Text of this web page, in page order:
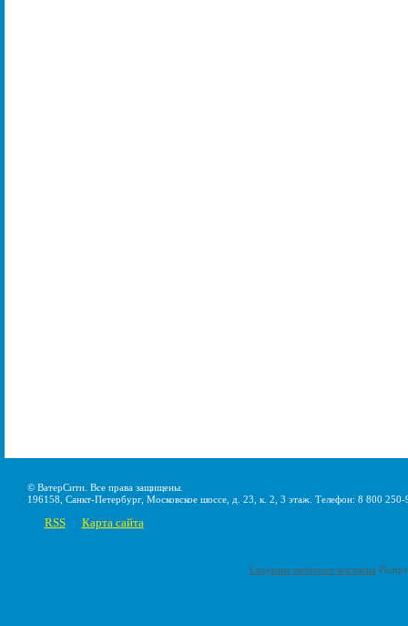
© ВатерСити. Все права защищены.
196158, Санкт-Петербург, Московское шоссе, д. 23, к. 2, 3 этаж. Телефон: 8 800
RSS Карта сайта
Создание интернет-магазина